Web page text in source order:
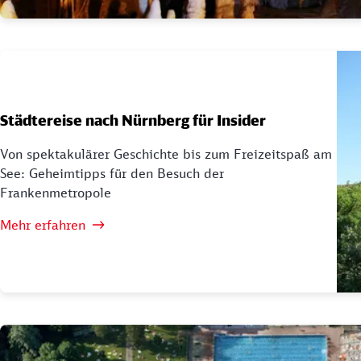
Städtereise nach Nürnberg für Insider
Von spektakulärer Geschichte bis zum Freizeitspaß am
See: Geheimtipps für den Besuch der
Frankenmetropole
Mehr erfahren